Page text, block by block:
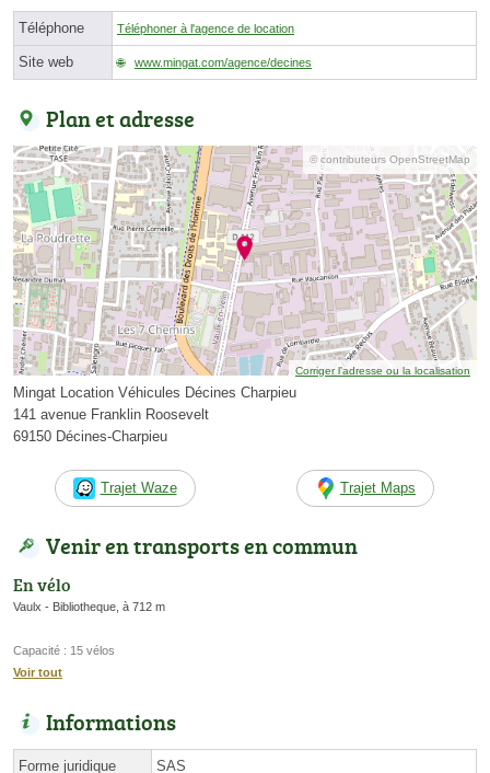
Téléphone Téléphoner à l'agence de location
Site web www.mingat.com/agence/decines
Plan et adresse
© contributeurs OpenStreetMap
Corriger l’adresse ou la localisation
Mingat Location Véhicules Décines Charpieu
141 avenue Franklin Roosevelt
69150 Décines-Charpieu
Trajet Waze Trajet Maps
Venir en transports en commun
En vélo
Vaulx - Bibliotheque, à 712 m
Capacité : 15 vélos
Voir tout
Informations
Forme juridique SAS